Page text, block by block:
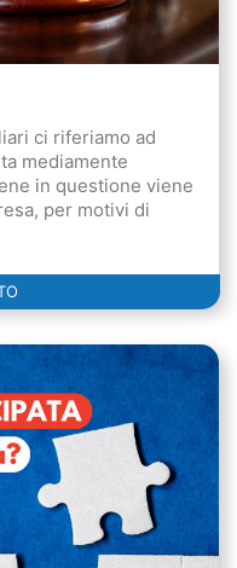
ci riferiamo ad
mediamente
in questione viene
per motivi di